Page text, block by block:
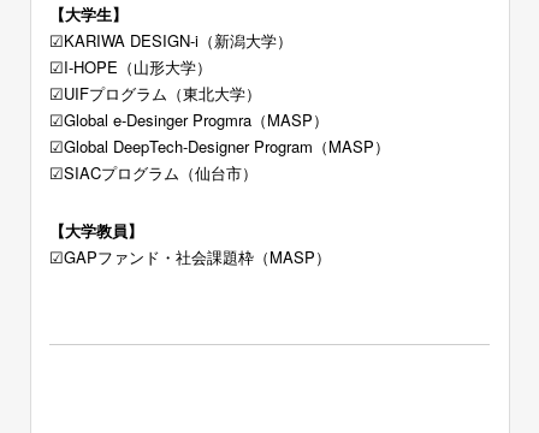
【大学生】
☑︎KARIWA DESIGN-i（新潟大学）
☑︎I-HOPE（山形大学）
☑︎UIFプログラム（東北大学）
☑︎Global e-Desinger Progmra（MASP）
☑︎Global DeepTech-Designer Program（MASP）
☑︎SIACプログラム（仙台市）
【大学教員】
☑︎GAPファンド・社会課題枠（MASP）